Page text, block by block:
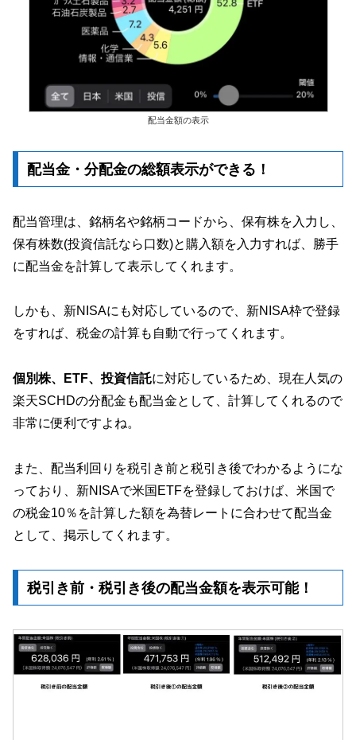
配当金額の表示
配当金・分配金の総額表示ができる！
配当管理は、銘柄名や銘柄コードから、保有株を入力し、
保有株数(投資信託なら口数)と購入額を入力すれば、勝手
に配当金を計算して表示してくれます。
しかも、新NISAにも対応しているので、新NISA枠で登録
をすれば、税金の計算も自動で行ってくれます。
個別株、ETF、投資信託に対応しているため、現在人気の
楽天SCHDの分配金も配当金として、計算してくれるので
非常に便利ですよね。
また、配当利回りを税引き前と税引き後でわかるようにな
っており、新NISAで米国ETFを登録しておけば、米国で
の税金10％を計算した額を為替レートに合わせて配当金
として、掲示してくれます。
税引き前・税引き後の配当金額を表示可能！